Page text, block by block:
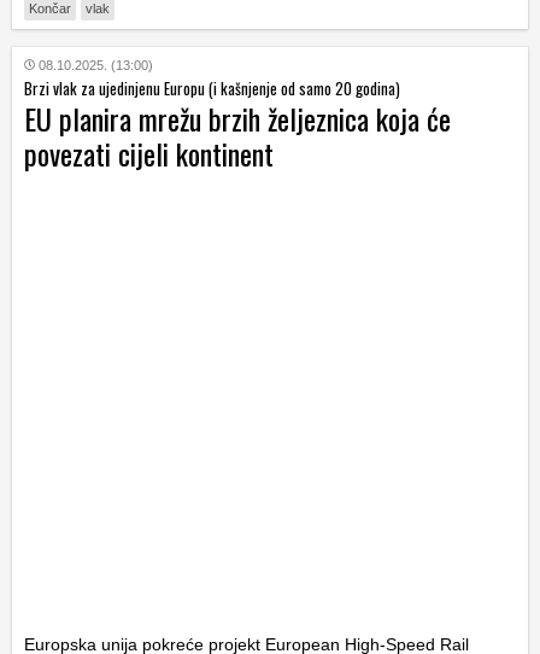
Končar vlak
08.10.2025. (13:00)
Brzi vlak za ujedinjenu Europu (i kašnjenje od samo 20 godina)
EU planira mrežu brzih željeznica koja će
povezati cijeli kontinent
Europska unija pokreće projekt European High-Speed Rail